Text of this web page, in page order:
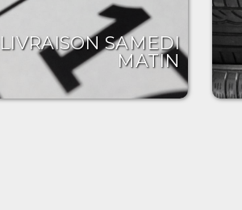
LIVRAISON SAMEDI
MATIN